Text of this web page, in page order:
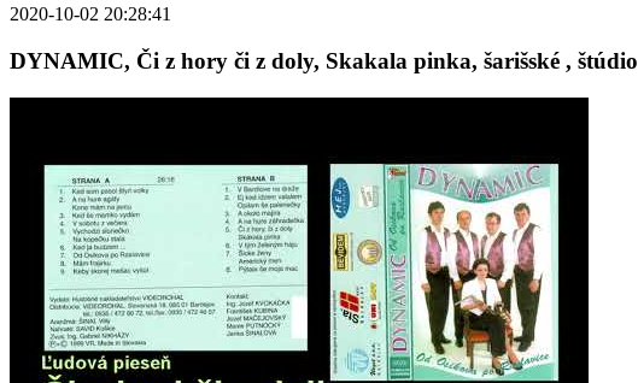
2020-10-02 20:28:41
DYNAMIC, Či z hory či z doly, Skakala pinka, šarišské , štúdio